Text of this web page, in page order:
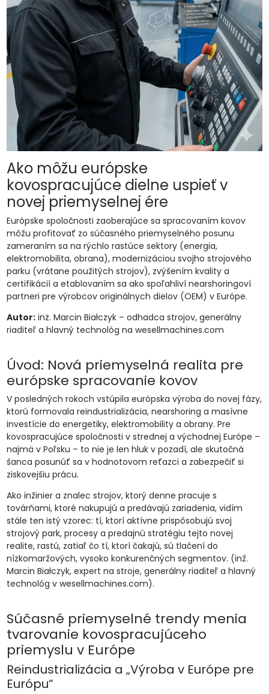
Ako môžu európske
kovospracujúce dielne uspieť v
novej priemyselnej ére
Európske spoločnosti zaoberajúce sa spracovaním kovov
môžu profitovať zo súčasného priemyselného posunu
zameraním sa na rýchlo rastúce sektory (energia,
elektromobilita, obrana), modernizáciou svojho strojového
parku (vrátane použitých strojov), zvýšením kvality a
certifikácií a etablovaním sa ako spoľahliví nearshoringoví
partneri pre výrobcov originálnych dielov (OEM) v Európe.
Autor:inż. Marcin Białczyk – odhadca strojov, generálny
riaditeľ a hlavný technológ na wesellmachines.com
Úvod: Nová priemyselná realita pre
európske spracovanie kovov
V posledných rokoch vstúpila európska výroba do novej fázy,
ktorú formovala reindustrializácia, nearshoring a masívne
investície do energetiky, elektromobility a obrany. Pre
kovospracujúce spoločnosti v strednej a východnej Európe –
najmä v Poľsku – to nie je len hluk v pozadí, ale skutočná
šanca posunúť sa v hodnotovom reťazci a zabezpečiť si
ziskovejšiu prácu.
Ako inžinier a znalec strojov, ktorý denne pracuje s
továrňami, ktoré nakupujú a predávajú zariadenia, vidím
stále ten istý vzorec: tí, ktorí aktívne prispôsobujú svoj
strojový park, procesy a predajnú stratégiu tejto novej
realite, rastú, zatiaľ čo tí, ktorí čakajú, sú tlačení do
nízkomaržových, vysoko konkurenčných segmentov. (inž.
Marcin Białczyk, expert na stroje, generálny riaditeľ a hlavný
technológ v wesellmachines.com).
Súčasné priemyselné trendy menia
tvarovanie kovospracujúceho
priemyslu v Európe
Reindustrializácia a „Výroba v Európe pre
Európu“